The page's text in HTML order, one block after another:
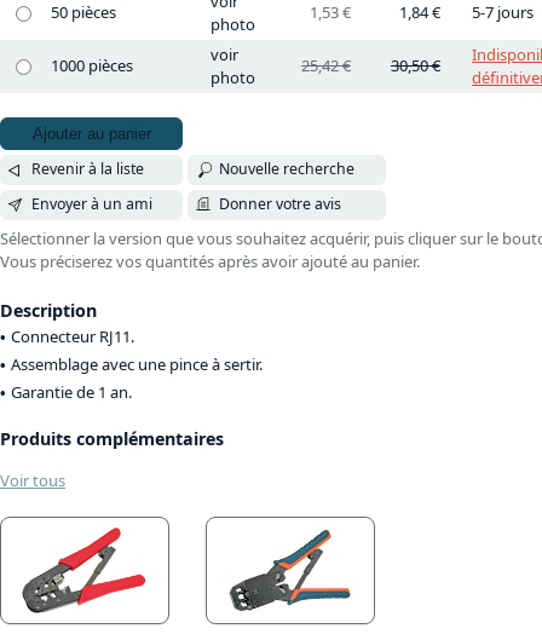
50 pièces
photo
1,53 € 1,84 € 5-7 jours
1000 pièces
voir
photo
25,42 € 30,50 €
Ajouter au panier
Revenir à la liste
Nouvelle recherche
Envoyer à un ami
Donner votre avis
Sélectionner la version que vous souhaitez acquérir, puis cliquer sur le
Vous préciserez vos quantités après avoir ajouté au panier.
Description
Connecteur RJ11.
Assemblage avec une pince à sertir.
Garantie de 1 an.
Produits complémentaires
Voir tous